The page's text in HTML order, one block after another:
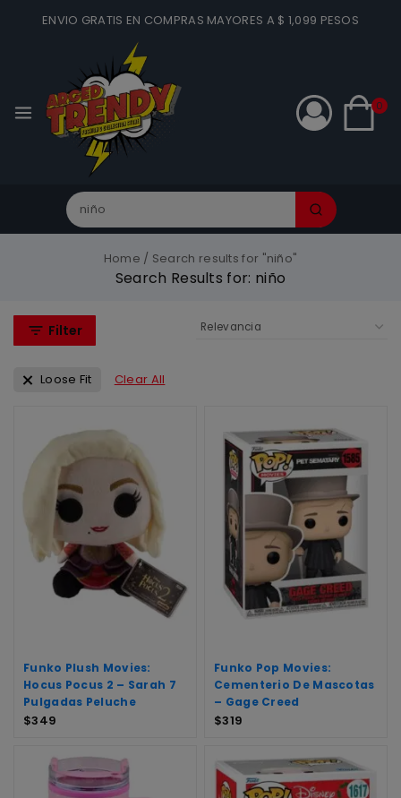
ENVIO GRATIS EN COMPRAS MAYORES A $ 1,099 PESOS
0
Home / Search results for "niño"
Search Results for: niño
Filter
Loose Fit Clear All
Funko Plush Movies:
Hocus Pocus 2 – Sarah 7
Pulgadas Peluche
$349
Funko Pop Movies:
Cementerio De Mascotas
– Gage Creed
$319